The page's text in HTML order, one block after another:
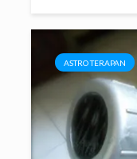
ASTRO TERAPAN